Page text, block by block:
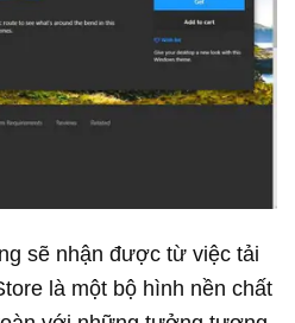
sẽ nhận được từ việc tải
là một bộ hình nền chất